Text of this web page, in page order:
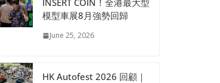
INSERT COIN！全港最大型
模型車展8月強勢回歸
June 25, 2026
HK Autofest 2026 回顧｜